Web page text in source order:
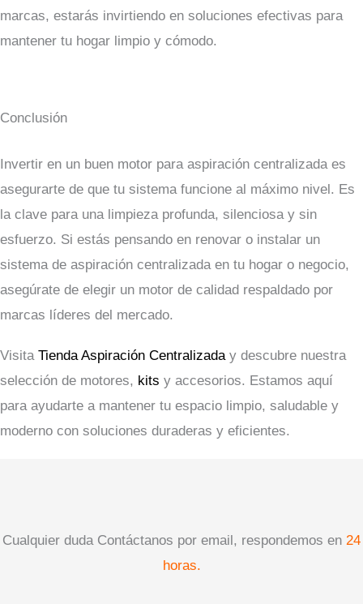
marcas, estarás invirtiendo en soluciones efectivas para
mantener tu hogar limpio y cómodo.
Conclusión
Invertir en un buen motor para aspiración centralizada es
asegurarte de que tu sistema funcione al máximo nivel. Es
la clave para una limpieza profunda, silenciosa y sin
esfuerzo. Si estás pensando en renovar o instalar un
sistema de aspiración centralizada en tu hogar o negocio,
asegúrate de elegir un motor de calidad respaldado por
marcas líderes del mercado.
Visita Tienda Aspiración Centralizaday descubre nuestra
selección de motores, kits y accesorios. Estamos aquí
para ayudarte a mantener tu espacio limpio, saludable y
moderno con soluciones duraderas y eficientes.
Cualquier duda Contáctanos por email, respondemos en 24
horas.